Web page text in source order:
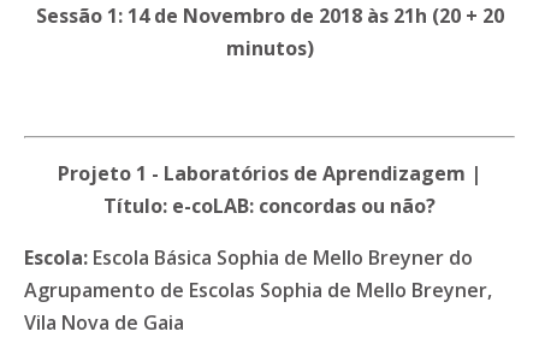
Sessão 1: 14 de Novembro de 2018 às 21h (20 + 20
minutos)
Projeto 1 - Laboratórios de Aprendizagem |
Título: e-coLAB: concordas ou não?
Escola: Escola Básica Sophia de Mello Breyner do
Agrupamento de Escolas Sophia de Mello Breyner,
Vila Nova de Gaia